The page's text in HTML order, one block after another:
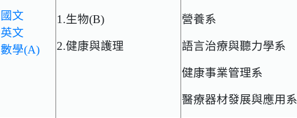
國文
英文
數學(A)
1.生物(B)
2.健康與護理
營養系
語言治療與聽力學系
健康事業管理系
醫療器材發展與應用系